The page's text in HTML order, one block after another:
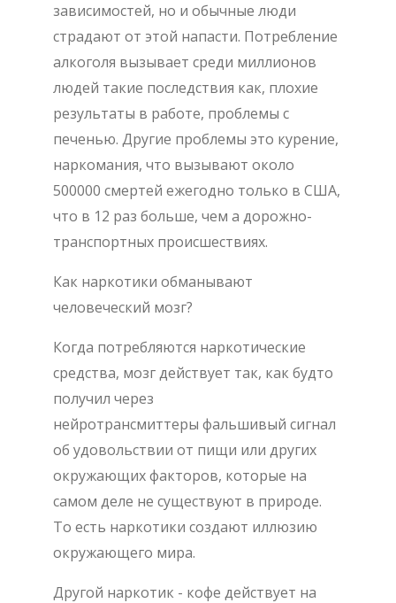
зависимостей, но и обычные люди
страдают от этой напасти. Потребление
алкоголя вызывает среди миллионов
людей такие последствия как, плохие
результаты в работе, проблемы с
печенью. Другие проблемы это курение,
наркомания, что вызывают около
500000 смертей ежегодно только в США,
что в 12 раз больше, чем а дорожно-
транспортных происшествиях.
Как наркотики обманывают
человеческий мозг?
Когда потребляются наркотические
средства, мозг действует так, как будто
получил через
нейротрансмиттеры фальшивый сигнал
об удовольствии от пищи или других
окружающих факторов, которые на
самом деле не существуют в природе.
То есть наркотики создают иллюзию
окружающего мира.
Другой наркотик - кофе действует на